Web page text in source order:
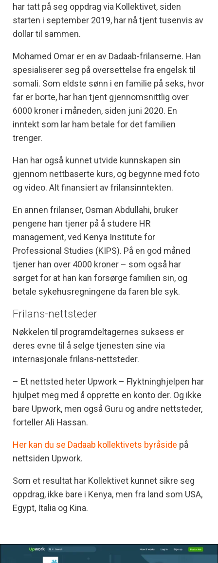
har tatt på seg oppdrag via Kollektivet, siden
starten i september 2019, har nå tjent tusenvis av
dollar til sammen.
Mohamed Omar er en av Dadaab-frilanserne. Han
spesialiserer seg på oversettelse fra engelsk til
somali. Som eldste sønn i en familie på seks, hvor
far er borte, har han tjent gjennomsnittlig over
6000 kroner i måneden, siden juni 2020. En
inntekt som lar ham betale for det familien
trenger.
Han har også kunnet utvide kunnskapen sin
gjennom nettbaserte kurs, og begynne med foto
og video. Alt finansiert av frilansinntekten.
En annen frilanser, Osman Abdullahi, bruker
pengene han tjener på å studere HR
management, ved Kenya Institute for
Professional Studies (KIPS). På en god måned
tjener han over 4000 kroner – som også har
sørget for at han kan forsørge familien sin, og
betale sykehusregningene da faren ble syk.
Frilans-nettsteder
Nøkkelen til programdeltagernes suksess er
deres evne til å selge tjenesten sine via
internasjonale frilans-nettsteder.
– Et nettsted heter Upwork – Flyktninghjelpen har
hjulpet meg med å opprette en konto der. Og ikke
bare Upwork, men også Guru og andre nettsteder,
forteller Ali Hassan.
Her kan du se Dadaab kollektivets byråside på
nettsiden Upwork.
Som et resultat har Kollektivet kunnet sikre seg
oppdrag, ikke bare i Kenya, men fra land som USA,
Egypt, Italia og Kina.